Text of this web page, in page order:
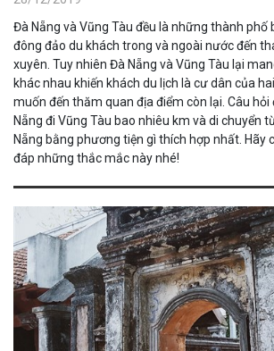
Đà Nẵng và Vũng Tàu đều là những thành phố
đông đảo du khách trong và ngoài nước đến
xuyên. Tuy nhiên Đà Nẵng và Vũng Tàu lại
khác nhau khiến khách du lịch là cư dân của
muốn đến thăm quan địa điểm còn lại. Câu
Nẵng đi Vũng Tàu bao nhiêu km và di chuyển
Nẵng bằng phương tiện gì thích hợp nhất. Hãy
đáp những thắc mắc này nhé!